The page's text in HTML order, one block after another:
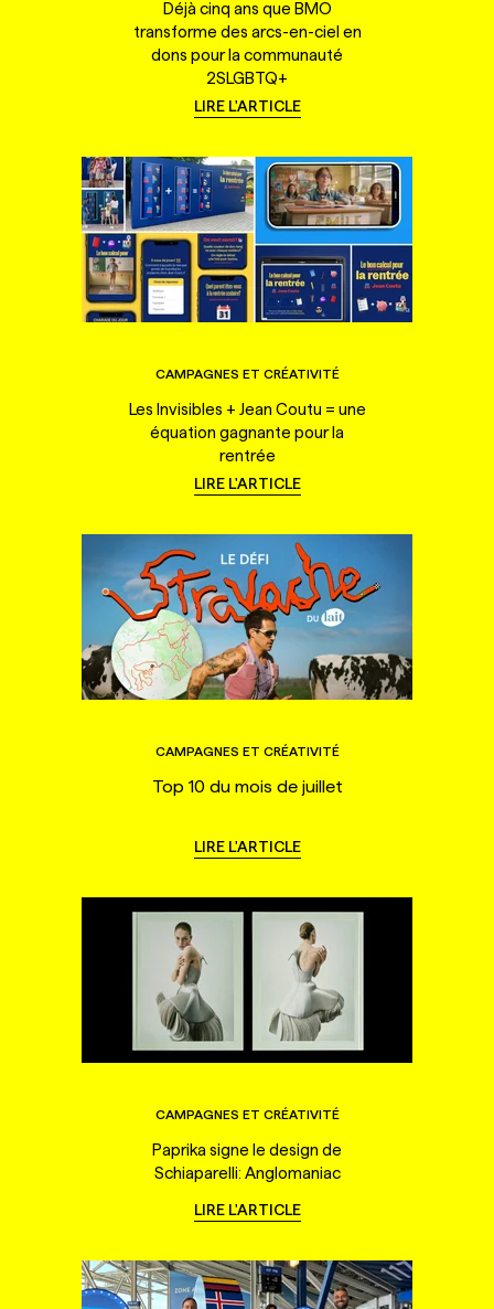
Déjà cinq ans que BMO
transforme des arcs-en-ciel en
dons pour la communauté
2SLGBTQ+
LIRE L'ARTICLE
CAMPAGNES ET CRÉATIVITÉ
Les Invisibles + Jean Coutu = une
équation gagnante pour la
rentrée
LIRE L'ARTICLE
CAMPAGNES ET CRÉATIVITÉ
Top 10 du mois de juillet
LIRE L'ARTICLE
CAMPAGNES ET CRÉATIVITÉ
Paprika signe le design de
Schiaparelli: Anglomaniac
LIRE L'ARTICLE